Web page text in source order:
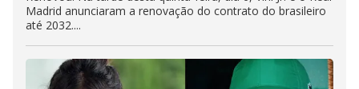
Madrid anunciaram a renovação do contrato do brasileiro
até 2032....